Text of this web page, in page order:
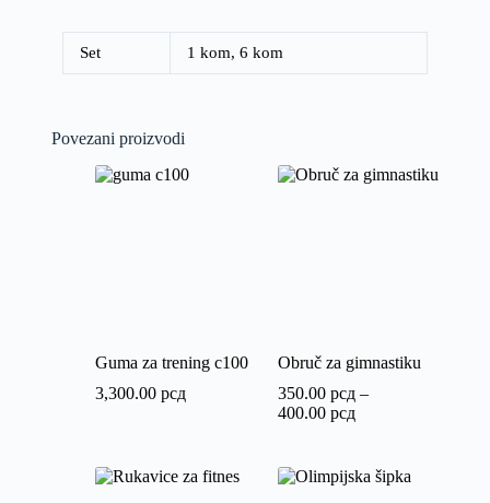
Set 1 kom, 6 kom
Povezani proizvodi
Guma za trening c100
3,300.00 рсд
Obruč za gimnastiku
350.00 рсд –
400.00 рсд